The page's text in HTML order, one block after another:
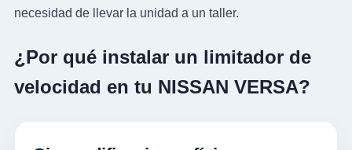
necesidad de llevar la unidad a un taller.
¿Por qué instalar un limitador de
velocidad en tu NISSAN VERSA?